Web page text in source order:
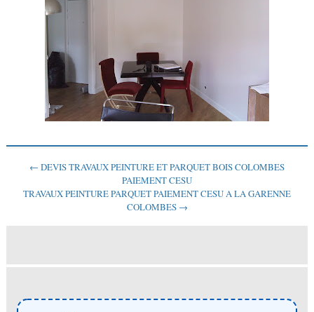
← DEVIS TRAVAUX PEINTURE ET PARQUET BOIS COLOMBES
PAIEMENT CESU
TRAVAUX PEINTURE PARQUET PAIEMENT CESU A LA GARENNE
COLOMBES →